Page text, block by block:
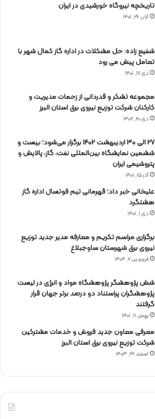
تاریخچه نیروگاه خورشیدی در ایران
آبان ۲۶, ۱۴۰۱
شفیع زاده: حل مشکلات در اداره گاز کمال شهر با
تعامل پیش می رود
دی ۱۷, ۱۴۰۱
مجموعه تشکر و قدردانی از زحمات مدیریت و
کارکنان شرکت توزیع نیروی برق استان البرز
دی ۲۰, ۱۴۰۲
27 الی 30 اردیبهشت 1402 برگزار می‌شود؛ بیست و
ششمین نمایشگاه بین‌المللی نفت، گاز، پالایش و
پتروشیمی ایران
آذر ۱۵, ۱۴۰۱
علیخانی خبر داد؛ قهرمانی تیم فوتسال اداره گاز
هشتگرد
دی ۱, ۱۴۰۱
برگزاری مراسم تكریم و معارفه مدیر جدید توزیع
نیروی برق شهرستان ساوجبلاغ
فروردین ۷, ۱۴۰۴
شش پژوهشگر پژوهشگاه مواد و انرژی در لیست
پژوهشگران پراستناد دو درصد برتر جهان قرار
گرفتند
بهمن ۱۱, ۱۴۰۱
معرفی معاون جدید فروش و خدمات مشتركین
شركت توزیع نیروی برق استان البرز
اسفند ۲۶, ۱۴۰۳